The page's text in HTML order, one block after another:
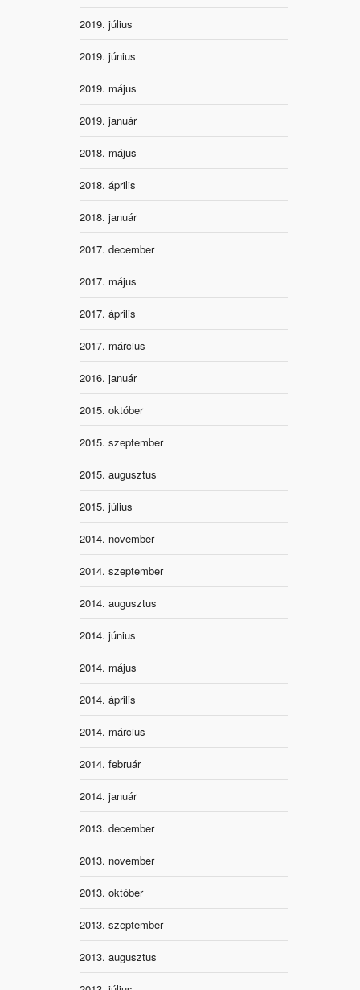
2019. július
2019. június
2019. május
2019. január
2018. május
2018. április
2018. január
2017. december
2017. május
2017. április
2017. március
2016. január
2015. október
2015. szeptember
2015. augusztus
2015. július
2014. november
2014. szeptember
2014. augusztus
2014. június
2014. május
2014. április
2014. március
2014. február
2014. január
2013. december
2013. november
2013. október
2013. szeptember
2013. augusztus